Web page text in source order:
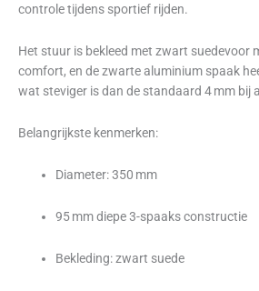
controle tijdens sportief rijden.
Het stuur is bekleed met zwart suedevoor
comfort, en de zwarte aluminium spaak
wat steviger is dan de standaard 4 mm bij
Belangrijkste kenmerken:
Diameter: 350 mm
95 mm diepe 3-spaaks constructie
Bekleding: zwart suede